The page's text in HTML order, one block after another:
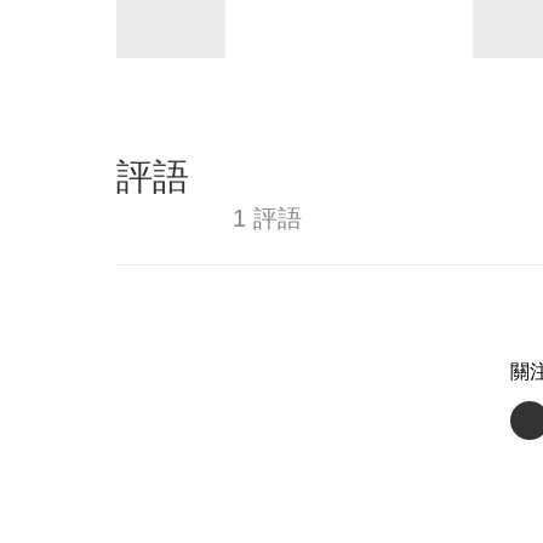
評語
1 評語
關